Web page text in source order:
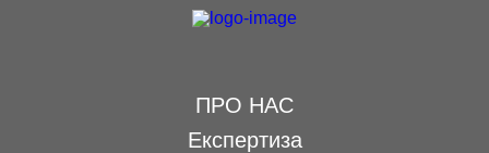
ПРО НАС
Експертиза